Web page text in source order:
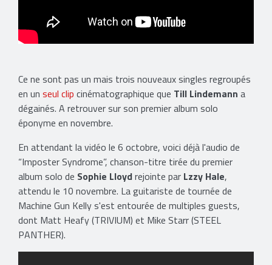
Ce ne sont pas un mais trois nouveaux singles regroupés
en un seul clip cinématographique que Till Lindemann a
dégainés. A retrouver sur son premier album solo
éponyme en novembre.
En attendant la vidéo le 6 octobre, voici déjà l'audio de
“Imposter Syndrome”, chanson-titre tirée du premier
album solo de Sophie Lloydrejointe par Lzzy Hale,
attendu le 10 novembre. La guitariste de tournée de
Machine Gun Kelly s'est entourée de multiples guests,
dont Matt Heafy (TRIVIUM) et Mike Starr (STEEL
PANTHER).